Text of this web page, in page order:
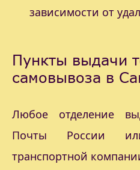
зависимости от
Пункты выдачи
самовывоза в
Любое отделение
Почты России
транспортной